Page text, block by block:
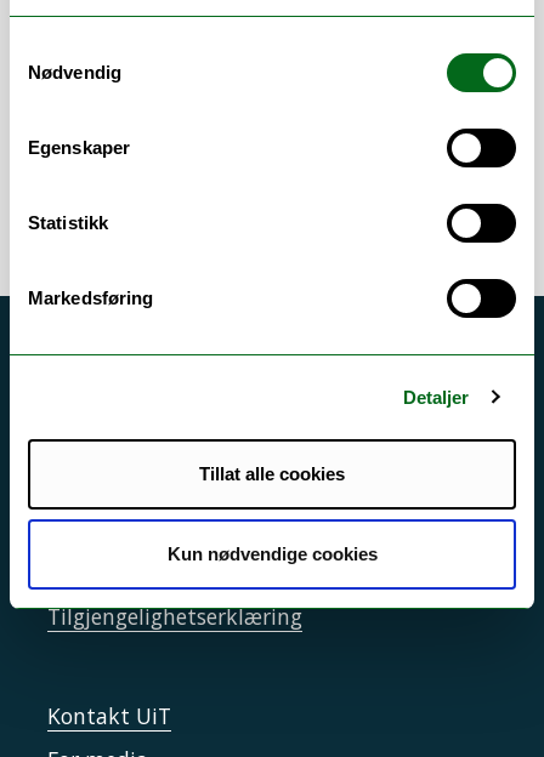
Nødvendig
Egenskaper
Statistikk
Markedsføring
Detaljer
Tillat alle cookies
Kun nødvendige cookies
E-post:
Ønsker du å stå som ekspert?
Akutt hjelp
Driftsmeldinger
Personvern ved UiT
Sikkerhet, beredskap og personvern
Tilgjengelighetserklæring
Kontakt UiT